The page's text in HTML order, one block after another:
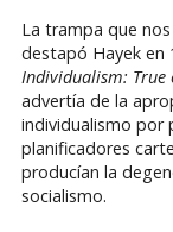
La trampa que
destapó Hayek en
Individualism: True
advertía de la
individualismo por
planificadores
producían la
socialismo.